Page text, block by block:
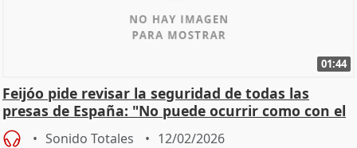
01:44
Feijóo pide revisar la seguridad de todas las
presas de España: "No puede ocurrir como con el
apagón
Sonido Totales 12/02/2026